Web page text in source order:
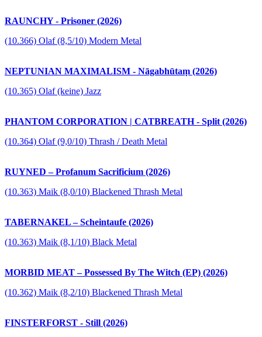
RAUNCHY - Prisoner (2026)
(10.366) Olaf (8,5/10) Modern Metal
NEPTUNIAN MAXIMALISM - Nāgabhūtaṃ (2026)
(10.365) Olaf (keine) Jazz
PHANTOM CORPORATION | CATBREATH - Split (2026)
(10.364) Olaf (9,0/10) Thrash / Death Metal
RUYNED – Profanum Sacrificium (2026)
(10.363) Maik (8,0/10) Blackened Thrash Metal
TABERNAKEL – Scheintaufe (2026)
(10.363) Maik (8,1/10) Black Metal
MORBID MEAT – Possessed By The Witch (EP) (2026)
(10.362) Maik (8,2/10) Blackened Thrash Metal
FINSTERFORST - Still (2026)